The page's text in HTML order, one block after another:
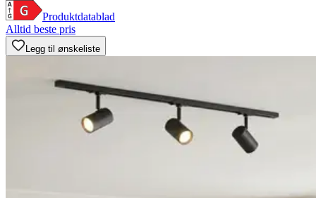
Produktdatablad
Alltid beste pris
Legg til ønskeliste